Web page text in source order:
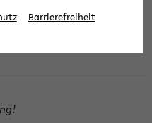
Barrierefreiheit